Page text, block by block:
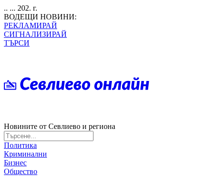
.. ... 202. г.
ВОДЕЩИ НОВИНИ:
РЕКЛАМИРАЙ
СИГНАЛИЗИРАЙ
ТЪРСИ
Новините от Севлиево и региона
Политика
Криминални
Бизнес
Общество